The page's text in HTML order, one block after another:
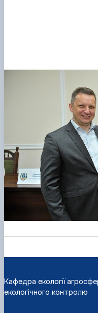
Кафедра екології
екологічного контролю